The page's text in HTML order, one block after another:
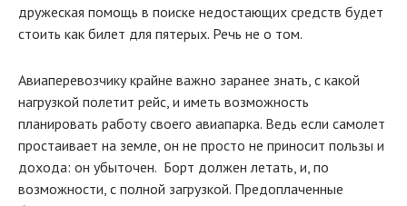
дружеская помощь в поиске недостающих средств будет
стоить как билет для пятерых. Речь не о том.
Авиаперевозчику крайне важно заранее знать, с какой
нагрузкой полетит рейс, и иметь возможность
планировать работу своего авиапарка. Ведь если самолет
простаивает на земле, он не просто не приносит пользы и
дохода: он убыточен. Борт должен летать, и, по
возможности, с полной загрузкой. Предоплаченные